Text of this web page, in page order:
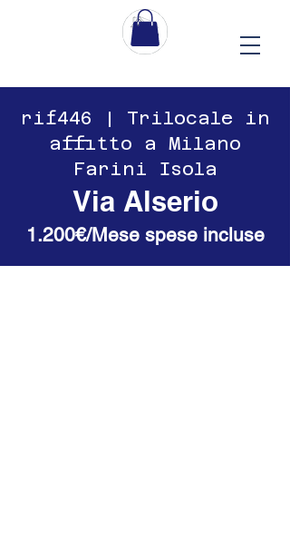
​​rif446 | Trilocale in
affitto a Milano
Farini Isola
Via Alserio
1.200€/Mese spese incluse